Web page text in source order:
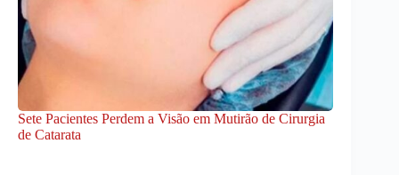
Sete Pacientes Perdem a Visão em Mutirão de Cirurgia
de Catarata